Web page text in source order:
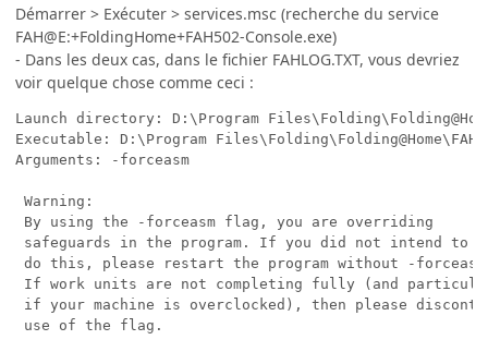
Démarrer > Exécuter > services.msc (recherche du service
FAH@E:+FoldingHome+FAH502-Console.exe)
- Dans les deux cas, dans le fichier FAHLOG.TXT, vous devriez
voir quelque chose comme ceci :
Launch directory: D:\Program
Executable: D:\Program
Arguments: -forceasm
Warning:
By using the -forceasm flag, you are overriding
safeguards in the program. If you did not intend to
do this, please restart the program without -
If work units are not completing fully (and
if your machine is overclocked), then please
use of the flag.